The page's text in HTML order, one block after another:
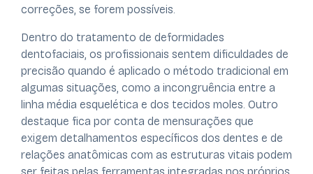
correções, se forem possíveis.
Dentro do tratamento de deformidades
dentofaciais, os profissionais sentem dificuldades de
precisão quando é aplicado o método tradicional em
algumas situações, como a incongruência entre a
linha média esquelética e dos tecidos moles. Outro
destaque fica por conta de mensurações que
exigem detalhamentos específicos dos dentes e de
relações anatômicas com as estruturas vitais podem